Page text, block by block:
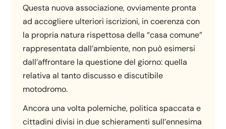
Questa nuova associazione, ovviamente pronta
ad accogliere ulteriori iscrizioni, in coerenza con
la propria natura rispettosa della “casa comune”
rappresentata dall’ambiente, non può esimersi
dall’affrontare la questione del giorno: quella
relativa al tanto discusso e discutibile
motodromo.
Ancora una volta polemiche, politica spaccata e
cittadini divisi in due schieramenti sull’ennesima